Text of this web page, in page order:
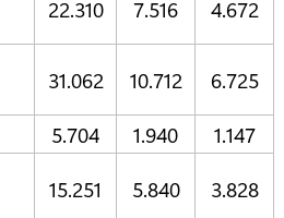
22.310 7.516
4.672
31.062 10.712
6.725
5.704 1.940
1.147
15.251 5.840
3.828